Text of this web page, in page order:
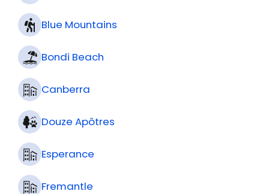
Blue Mountains
Bondi Beach
Canberra
Douze Apôtres
Esperance
Fremantle